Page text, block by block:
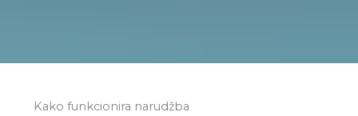
Kako funkcionira narudžba